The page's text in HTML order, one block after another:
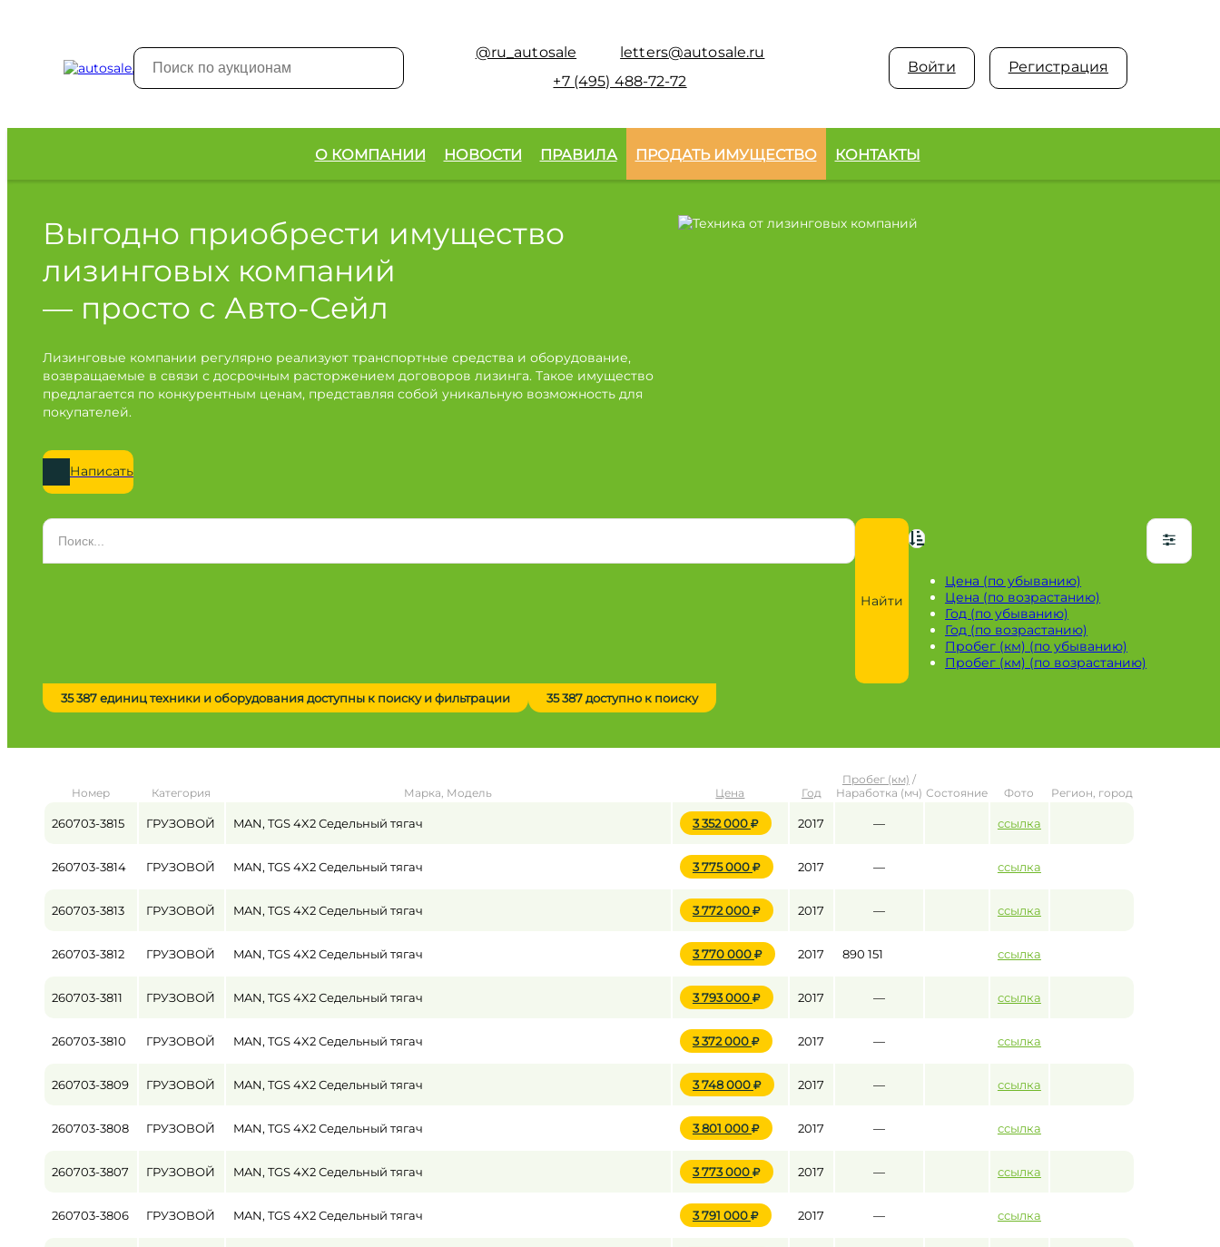
@ru_autosale
letters@autosale.ru
+7 (495) 488-72-72
Войти Регистрация
О КОМПАНИИ НОВОСТИ ПРАВИЛА ПРОДАТЬ ИМУЩЕСТВО КОНТАКТЫ
Выгодно приобрести имущество
лизинговых компаний
— просто с Авто-Сейл
Лизинговые компании регулярно реализуют транспортные средства и оборудование,
возвращаемые в связи с досрочным расторжением договоров лизинга. Такое имущество
предлагается по конкурентным ценам, представляя собой уникальную возможность для
покупателей.
Написать
Сначала выберите марку
Город / регион
от
Цена
Найти
Цена (по убыванию)
Цена (по возрастанию)
Год (по убыванию)
Год (по возрастанию)
Пробег (км) (по убыванию)
Пробег (км) (по возрастанию)
35 387 единиц техники и оборудования доступны к поиску и фильтрации 35 387 доступно к поиску
Номер Категория Марка, Модель Цена Год
Пробег (км) /
Наработка (мч) Состояние Фото Регион, город
260703-3815 ГРУЗОВОЙ MAN, TGS 4X2 Седельный тягач 3 352 000 2017 — ссылка
260703-3814 ГРУЗОВОЙ MAN, TGS 4X2 Седельный тягач 3 775 000 2017 — ссылка
260703-3813 ГРУЗОВОЙ MAN, TGS 4X2 Седельный тягач 3 772 000 2017 — ссылка
260703-3812 ГРУЗОВОЙ MAN, TGS 4X2 Седельный тягач 3 770 000 2017 890 151 ссылка
260703-3811 ГРУЗОВОЙ MAN, TGS 4X2 Седельный тягач 3 793 000 2017 — ссылка
260703-3810 ГРУЗОВОЙ MAN, TGS 4X2 Седельный тягач 3 372 000 2017 — ссылка
260703-3809 ГРУЗОВОЙ MAN, TGS 4X2 Седельный тягач 3 748 000 2017 — ссылка
260703-3808 ГРУЗОВОЙ MAN, TGS 4X2 Седельный тягач 3 801 000 2017 — ссылка
260703-3807 ГРУЗОВОЙ MAN, TGS 4X2 Седельный тягач 3 773 000 2017 — ссылка
260703-3806 ГРУЗОВОЙ MAN, TGS 4X2 Седельный тягач 3 791 000 2017 — ссылка